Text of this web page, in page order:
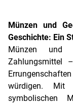
Münzen und
Geschichte: Ein
Münzen und
Zahlungsmittel
würdigen. Mit
symbolischen